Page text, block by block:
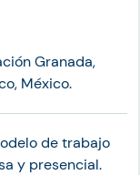
Granada,
México.
de trabajo
y presencial.